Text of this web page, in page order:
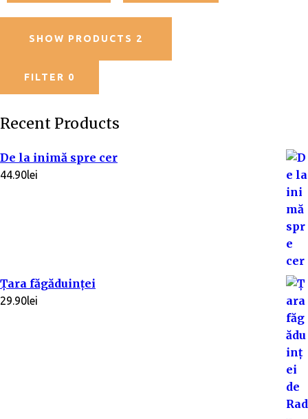
5
SHOW PRODUCTS 2
FILTER 0
Recent Products
De la inimă spre cer
44.90lei
Țara făgăduinței
29.90lei